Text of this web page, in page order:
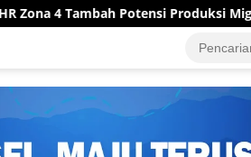
Produksi Migas Sumsel